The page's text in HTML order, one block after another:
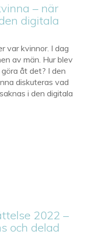
– när
digitala
var kvinnor. I dag
av män. Hur blev
åt det? I den
diskuteras vad
i den digitala
2022 –
och delad